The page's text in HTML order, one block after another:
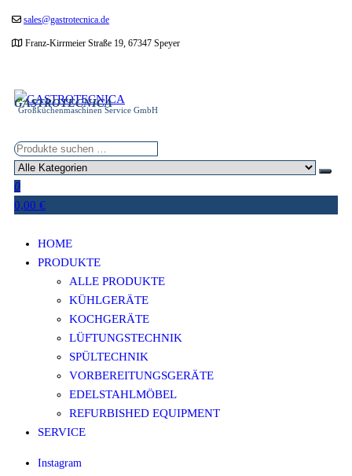
Zumsales@gastrotecnica.de
Franz-Kirrmeier Straße 19, 67347 Speyer
GASTROTECNICA
Großküchenmaschinen Service GmbH
0
0,00 €
HOME
PRODUKTE
ALLE PRODUKTE
KÜHLGERÄTE
KOCHGERÄTE
LÜFTUNGSTECHNIK
SPÜLTECHNIK
VORBEREITUNGSGERÄTE
EDELSTAHLMÖBEL
REFURBISHED EQUIPMENT
SERVICE
Instagram